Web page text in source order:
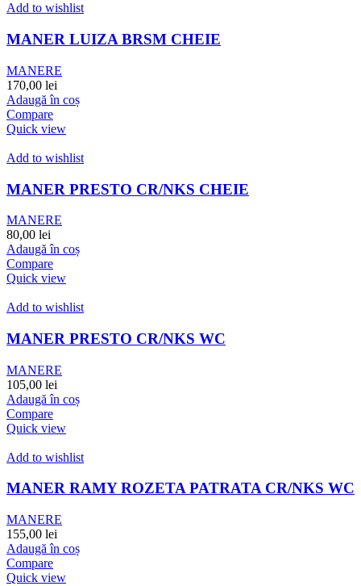
Add to wishlist
MANER LUIZA BRSM CHEIE
MANERE
170,00 lei
Adaugă în coș
Compare
Quick view
Add to wishlist
MANER PRESTO CR/NKS CHEIE
MANERE
80,00 lei
Adaugă în coș
Compare
Quick view
Add to wishlist
MANER PRESTO CR/NKS WC
MANERE
105,00 lei
Adaugă în coș
Compare
Quick view
Add to wishlist
MANER RAMY ROZETA PATRATA CR/NKS WC
MANERE
155,00 lei
Adaugă în coș
Compare
Quick view